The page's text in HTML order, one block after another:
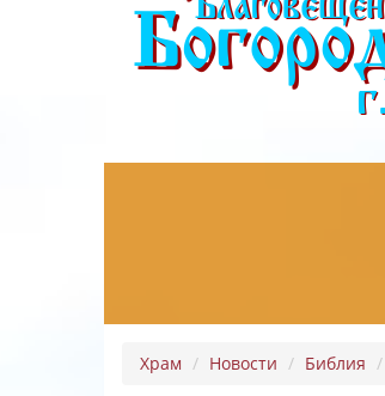
Храм Новости Библия